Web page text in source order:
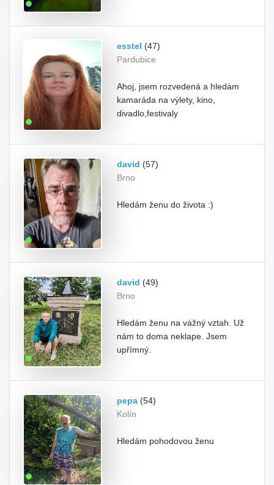
esstel (47)
Pardubice
Ahoj, jsem rozvedená a hledám
kamaráda na výlety, kino,
divadlo,festivaly
david (57)
Brno
Hledám ženu do života :)
david (49)
Brno
Hledám ženu na vážný vztah. Už
nám to doma neklape. Jsem
upřímný.
pepa (54)
Kolín
Hledám pohodovou ženu